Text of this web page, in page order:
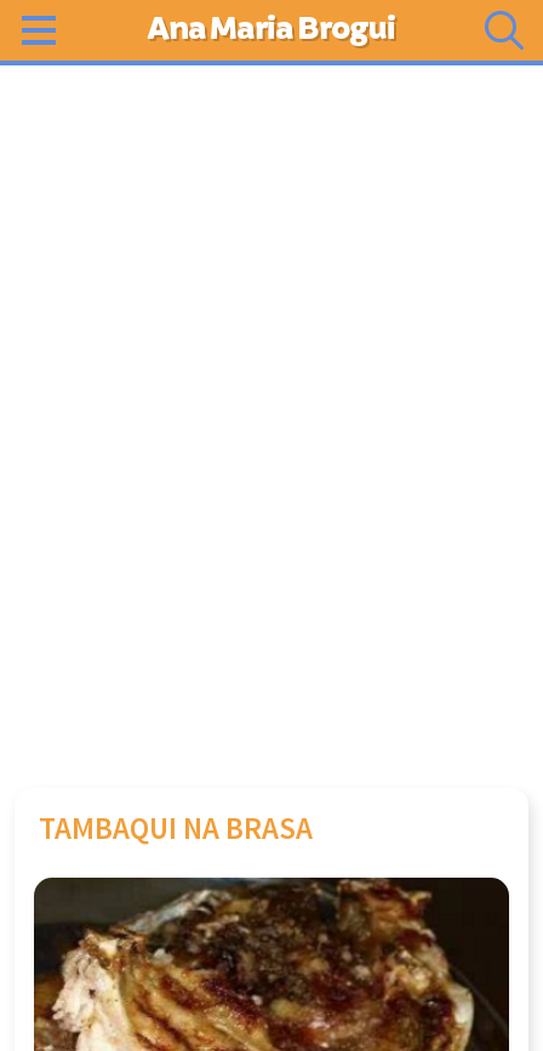
Ana Maria Brogui
TAMBAQUI NA BRASA